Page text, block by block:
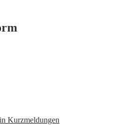
Kurzmeldungen